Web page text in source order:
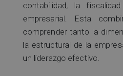
contabilidad, la
empresarial. Esta
comprender tanto la
la estructural de la
un liderazgo efectivo.